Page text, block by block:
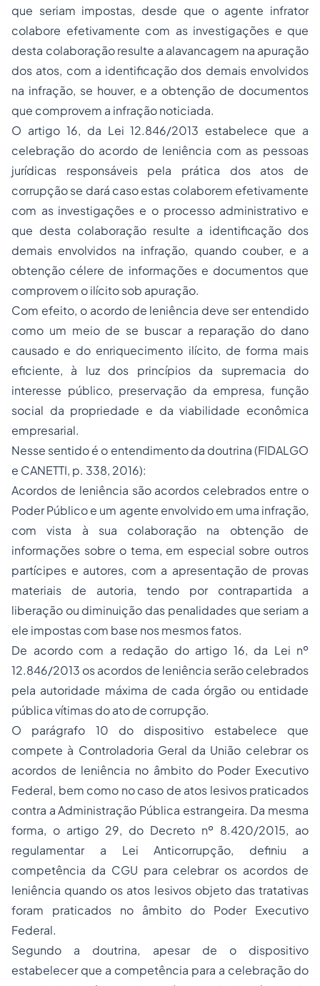
que seriam impostas, desde que o agente infrator
colabore efetivamente com as investigações e que
desta colaboração resulte a alavancagem na apuração
dos atos, com a identificação dos demais envolvidos
na infração, se houver, e a obtenção de documentos
que comprovem a infração noticiada.
O artigo 16, da Lei 12.846/2013 estabelece que a
celebração do acordo de leniência com as pessoas
jurídicas responsáveis pela prática dos atos de
corrupção se dará caso estas colaborem efetivamente
com as investigações e o processo administrativo e
que desta colaboração resulte a identificação dos
demais envolvidos na infração, quando couber, e a
obtenção célere de informações e documentos que
comprovem o ilícito sob apuração.
Com efeito, o acordo de leniência deve ser entendido
como um meio de se buscar a reparação do dano
causado e do enriquecimento ilícito, de forma mais
eficiente, à luz dos princípios da supremacia do
interesse público, preservação da empresa, função
social da propriedade e da viabilidade econômica
empresarial.
Nesse sentido é o entendimento da doutrina (FIDALGO
e CANETTI, p. 338, 2016):
Acordos de leniência são acordos celebrados entre o
Poder Público e um agente envolvido em uma infração,
com vista à sua colaboração na obtenção de
informações sobre o tema, em especial sobre outros
partícipes e autores, com a apresentação de provas
materiais de autoria, tendo por contrapartida a
liberação ou diminuição das penalidades que seriam a
ele impostas com base nos mesmos fatos.
De acordo com a redação do artigo 16, da Lei nº
12.846/2013 os acordos de leniência serão celebrados
pela autoridade máxima de cada órgão ou entidade
pública vítimas do ato de corrupção.
O parágrafo 10 do dispositivo estabelece que
compete à Controladoria Geral da União celebrar os
acordos de leniência no âmbito do Poder Executivo
Federal, bem como no caso de atos lesivos praticados
contra a Administração Pública estrangeira. Da mesma
forma, o artigo 29, do Decreto nº 8.420/2015, ao
regulamentar a Lei Anticorrupção, definiu a
competência da CGU para celebrar os acordos de
leniência quando os atos lesivos objeto das tratativas
foram praticados no âmbito do Poder Executivo
Federal.
Segundo a doutrina, apesar de o dispositivo
estabelecer que a competência para a celebração do